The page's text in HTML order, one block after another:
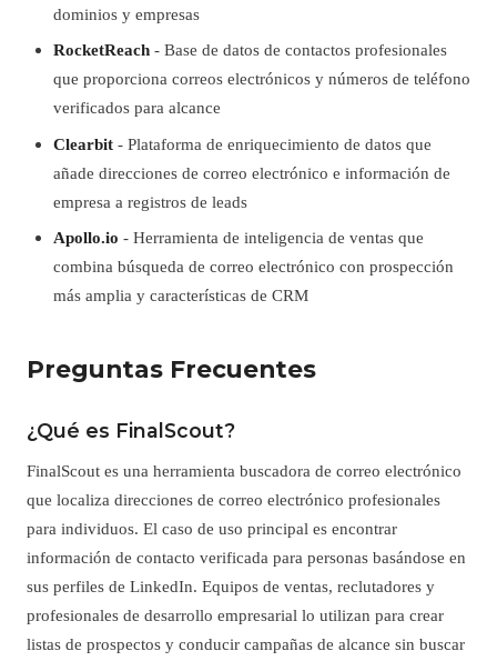
dominios y empresas
RocketReach - Base de datos de contactos profesionales
que proporciona correos electrónicos y números de teléfono
verificados para alcance
Clearbit - Plataforma de enriquecimiento de datos que
añade direcciones de correo electrónico e información de
empresa a registros de leads
Apollo.io - Herramienta de inteligencia de ventas que
combina búsqueda de correo electrónico con prospección
más amplia y características de CRM
Preguntas Frecuentes
¿Qué es FinalScout?
FinalScout es una herramienta buscadora de correo electrónico
que localiza direcciones de correo electrónico profesionales
para individuos. El caso de uso principal es encontrar
información de contacto verificada para personas basándose en
sus perfiles de LinkedIn. Equipos de ventas, reclutadores y
profesionales de desarrollo empresarial lo utilizan para crear
listas de prospectos y conducir campañas de alcance sin buscar